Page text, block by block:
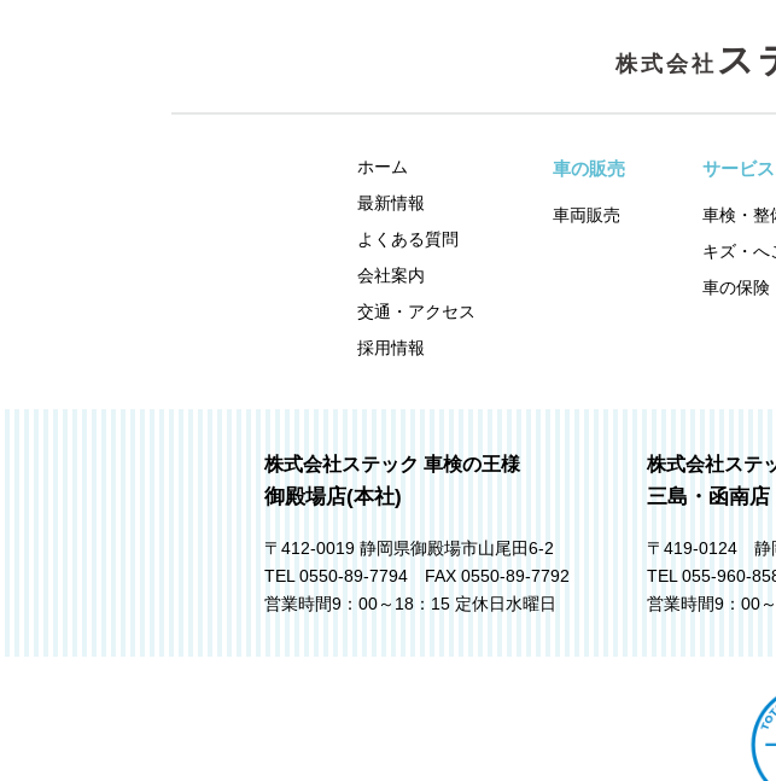
株式会社ス
ホーム
最新情報
よくある質問
会社案内
交通・アクセス
採用情報
車の販売
車両販売
サービ
車検・整
キズ・へ
車の保険
株式会社ステック 車検の王様
御殿場店(本社)
〒412-0019 静岡県御殿場市山尾田6-2
TEL 0550-89-7794 FAX 0550-89-7792
営業時間9：00～18：15 定休日水曜日
株式会社ステ
三島・函南店
〒419-0124 静
TEL 055-960-
営業時間9：00